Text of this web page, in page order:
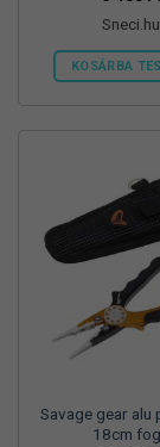
Sneci.hu
KOSÁRBA
Savage gear alu
18cm